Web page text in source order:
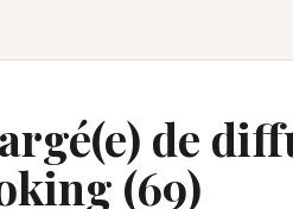
de
(69)